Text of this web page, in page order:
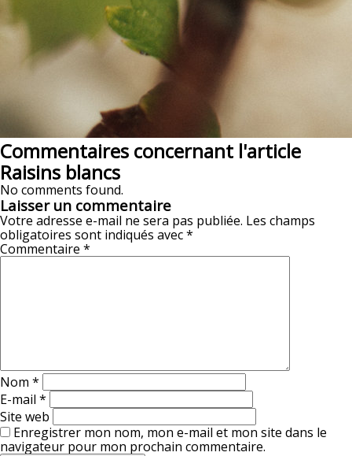
Commentaires concernant l'article
Raisins blancs
No comments found.
Laisser un commentaire
Votre adresse e-mail ne sera pas publiée. Les champs
obligatoires sont indiqués avec*
Commentaire *
Nom *
E-mail *
Site web
Enregistrer mon nom, mon e-mail et mon site dans le
navigateur pour mon prochain commentaire.